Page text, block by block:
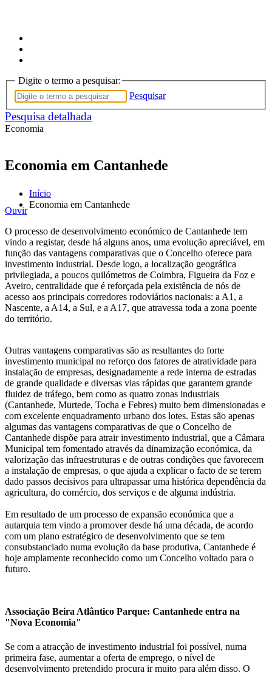
Digite o termo a pesquisar:
Pesquisar
Pesquisa detalhada
Economia
Economia em Cantanhede
Início
Economia em Cantanhede
Ouvir
O processo de desenvolvimento económico de Cantanhede tem
vindo a registar, desde há alguns anos, uma evolução apreciável, em
função das vantagens comparativas que o Concelho oferece para
investimento industrial. Desde logo, a localização geográfica
privilegiada, a poucos quilómetros de Coimbra, Figueira da Foz e
Aveiro, centralidade que é reforçada pela existência de nós de
acesso aos principais corredores rodoviários nacionais: a A1, a
Nascente, a A14, a Sul, e a A17, que atravessa toda a zona poente
do território.
Outras vantagens comparativas são as resultantes do forte
investimento municipal no reforço dos fatores de atratividade para
instalação de empresas, designadamente a rede interna de estradas
de grande qualidade e diversas vias rápidas que garantem grande
fluidez de tráfego, bem como as quatro zonas industriais
(Cantanhede, Murtede, Tocha e Febres) muito bem dimensionadas e
com excelente enquadramento urbano dos lotes. Estas são apenas
algumas das vantagens comparativas de que o Concelho de
Cantanhede dispõe para atrair investimento industrial, que a Câmara
Municipal tem fomentado através da dinamização económica, da
valorização das infraestruturas e de outras condições que favorecem
a instalação de empresas, o que ajuda a explicar o facto de se terem
dado passos decisivos para ultrapassar uma histórica dependência da
agricultura, do comércio, dos serviços e de alguma indústria.
Em resultado de um processo de expansão económica que a
autarquia tem vindo a promover desde há uma década, de acordo
com um plano estratégico de desenvolvimento que se tem
consubstanciado numa evolução da base produtiva, Cantanhede é
hoje amplamente reconhecido como um Concelho voltado para o
futuro.
Associação Beira Atlântico Parque: Cantanhede entra na
"Nova Economia"
Se com a atracção de investimento industrial foi possível, numa
primeira fase, aumentar a oferta de emprego, o nível de
desenvolvimento pretendido procura ir muito para além disso. O